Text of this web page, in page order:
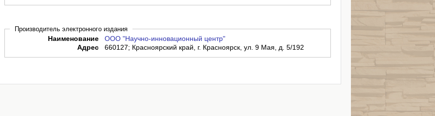
Производитель электронного издания
Наименование
ООО "Научно-инновационный центр"
Адрес
660127; Красноярский край, г. Красноярск, ул. 9 Мая, д. 5/192